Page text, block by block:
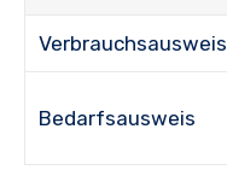
Verbrauchsausweis
Bedarfsausweis